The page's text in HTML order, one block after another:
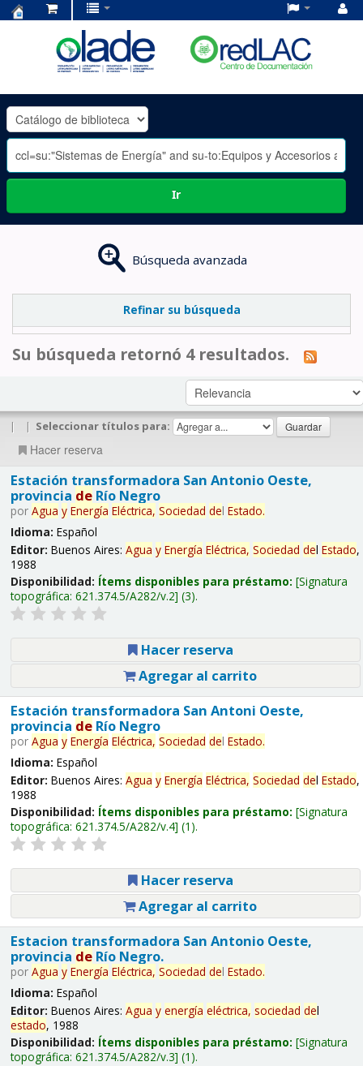
OLADE
-
Ir
Búsqueda avanzada
Refinar su búsqueda
Su búsqueda retornó 4 resultados.
| | Seleccionar títulos para:
Hacer reserva
Estación transformadora San Antonio Oeste,
provincia deRío Negro
por Agua y Energía Eléctrica, Sociedad del Estado.
Idioma: Español
Editor: Buenos Aires: Agua y Energía Eléctrica, Sociedad del Estado,
1988
Disponibilidad: Ítems disponibles para préstamo: Signatura
topográfica: 621.374.5/A282/v.2 (3).
Hacer reserva
Agregar al carrito
Estación transformadora San Antoni Oeste,
provincia deRío Negro
por Agua y Energía Eléctrica, Sociedad del Estado.
Idioma: Español
Editor: Buenos Aires: Agua y Energía Eléctrica, Sociedad del Estado,
1988
Disponibilidad: Ítems disponibles para préstamo: Signatura
topográfica: 621.374.5/A282/v.4 (1).
Hacer reserva
Agregar al carrito
Estacion transformadora San Antonio Oeste,
provincia deRío Negro.
por Agua y Energía Eléctrica, Sociedad del Estado.
Idioma: Español
Editor: Buenos Aires: Agua y energía eléctrica, sociedad del
estado, 1988
Disponibilidad: Ítems disponibles para préstamo: Signatura
topográfica: 621.374.5/A282/v.3 (1).